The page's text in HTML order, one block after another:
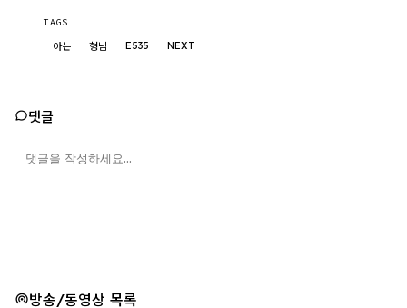
TAGS
아는 형님 E535 NEXT
댓글
방송/동영상 목록